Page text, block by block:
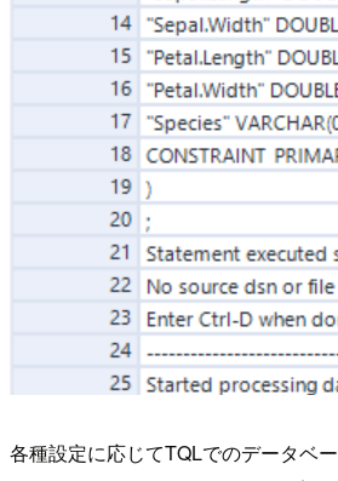
各種設定に応じてTQLでのデータベ